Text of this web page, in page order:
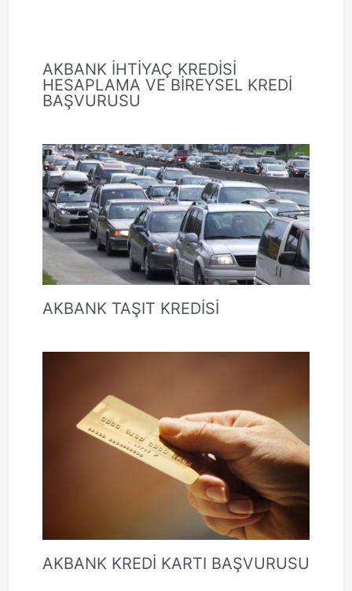
AKBANK İHTİYAÇ KREDİSİ
HESAPLAMA VE BİREYSEL KREDİ
BAŞVURUSU
AKBANK TAŞIT KREDİSİ
AKBANK KREDİ KARTI BAŞVURUSU